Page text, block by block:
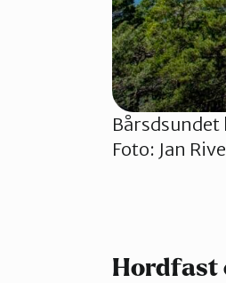
Foto: Jan
Hordfast